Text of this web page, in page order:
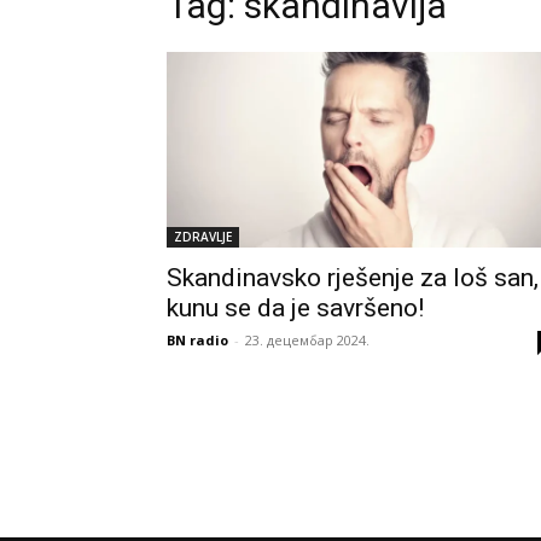
ZDRAVLJE
Skandinavsko rješenje za loš san,
kunu se da je savršeno!
BN radio - 23. децембар 2024.